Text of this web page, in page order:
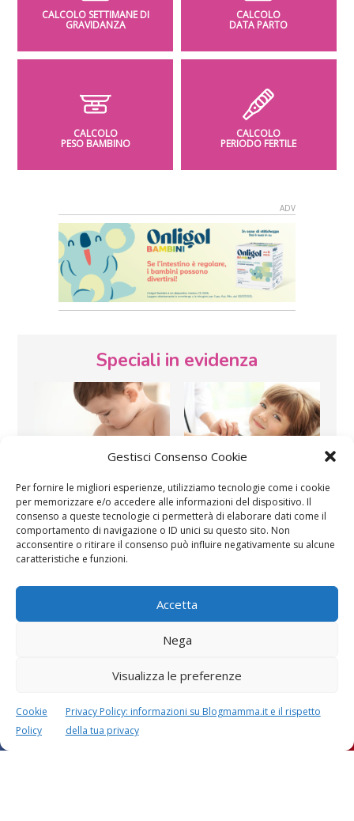
Gestisci Consenso Cookie
Per fornire le migliori esperienze, utilizziamo tecnologie come i cookie
per memorizzare e/o accedere alle informazioni del dispositivo. Il
consenso a queste tecnologie ci permetterà di elaborare dati come il
comportamento di navigazione o ID unici su questo sito. Non
acconsentire o ritirare il consenso può influire negativamente su alcune
caratteristiche e funzioni.
Accetta
Nega
Visualizza le preferenze
Cookie
Policy
Privacy Policy: informazioni su Blogmamma.it e il rispetto
della tua privacy
CALCOLO SETTIMANE DI
GRAVIDANZA
CALCOLO
DATA PARTO
CALCOLO
PESO BAMBINO
CALCOLO
PERIODO FERTILE
Speciali in evidenza
Vaccini SOS Pediatra
Chi siamo Contatti